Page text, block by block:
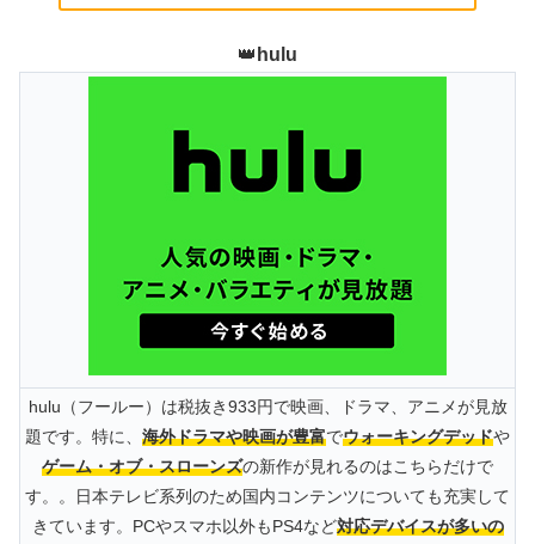
👑 hulu
hulu（フールー）は税抜き933円で映画、ドラマ、アニメが見放
題です。特に、 海外ドラマや映画が豊富でウォーキングデッドや
ゲーム・オブ・スローンズの新作が見れるのはこちらだけで
す。。日本テレビ系列のため国内コンテンツについても充実して
きています。PCやスマホ以外もPS4など対応デバイスが多いの